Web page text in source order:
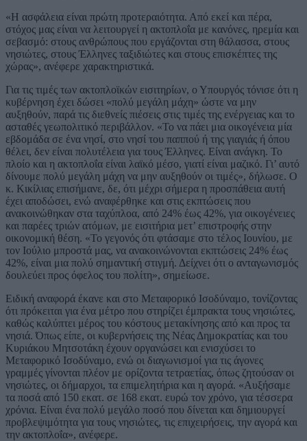
«Η ασφάλεια είναι πρώτη προτεραιότητα. Από εκεί και πέρα,
στόχος μας είναι να λειτουργεί η ακτοπλοΐα με κανόνες, ηρεμία και
σεβασμό: στους ανθρώπους που εργάζονται στη θάλασσα, στους
νησιώτες, στους Έλληνες ταξιδιώτες και στους επισκέπτες της
χώρας», ανέφερε χαρακτηριστικά.
Για τις τιμές των ακτοπλοϊκών εισιτηρίων, ο Υπουργός τόνισε ότι η
κυβέρνηση έχει δώσει «πολύ μεγάλη μάχη» ώστε να μην
αυξηθούν, παρά τις διεθνείς πιέσεις στις τιμές της ενέργειας και το
ασταθές γεωπολιτικό περιβάλλον. «Το να πάει μια οικογένεια μία
εβδομάδα σε ένα νησί, στο νησί του παππού ή της γιαγιάς ή όπου
θέλει, δεν είναι πολυτέλεια για τους Έλληνες. Είναι ανάγκη. Το
πλοίο και η ακτοπλοΐα είναι λαϊκό μέσο, γιατί είναι μαζικό. Γι’ αυτό
δίνουμε πολύ μεγάλη μάχη να μην αυξηθούν οι τιμές», δήλωσε. Ο
κ. Κικίλιας επισήμανε, δε, ότι μέχρι σήμερα η προσπάθεια αυτή
έχει αποδώσει, ενώ αναφέρθηκε και στις εκπτώσεις που
ανακοινώθηκαν στα ταχύπλοα, από 24% έως 42%, για οικογένειες
και παρέες τριών ατόμων, με εισιτήρια μετ’ επιστροφής στην
οικονομική θέση. «Το γεγονός ότι φτάσαμε στο τέλος Ιουνίου, με
τον Ιούλιο μπροστά μας, να ανακοινώνονται εκπτώσεις 24% έως
42%, είναι μια πολύ σημαντική στιγμή. Δείχνει ότι ο ανταγωνισμός
δουλεύει προς όφελος του πολίτη», σημείωσε.
Ειδική αναφορά έκανε και στο Μεταφορικό Ισοδύναμο, τονίζοντας
ότι πρόκειται για ένα μέτρο που στηρίζει έμπρακτα τους νησιώτες,
καθώς καλύπτει μέρος του κόστους μετακίνησης από και προς τα
νησιά. Όπως είπε, οι κυβερνήσεις της Νέας Δημοκρατίας και του
Κυριάκου Μητσοτάκη έχουν οργανώσει και ενισχύσει το
Μεταφορικό Ισοδύναμο, ενώ οι διαγωνισμοί για τις άγονες
γραμμές γίνονται πλέον με ορίζοντα τετραετίας, όπως ζητούσαν οι
νησιώτες, οι δήμαρχοι, τα επιμελητήρια και η αγορά. «Αυξήσαμε
τα ποσά από 150 εκατ. σε 168 εκατ. ευρώ τον χρόνο, για τέσσερα
χρόνια. Είναι ένα πολύ μεγάλο ποσό που δίνεται και δημιουργεί
προβλεψιμότητα για τους νησιώτες, τις επιχειρήσεις, την αγορά και
την ακτοπλοΐα», ανέφερε.